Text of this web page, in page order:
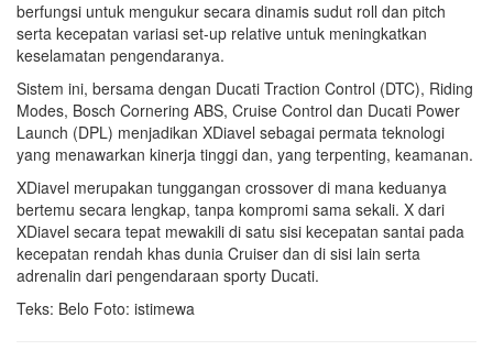
berfungsi untuk mengukur secara dinamis sudut roll dan pitch
serta kecepatan variasi set-up relative untuk meningkatkan
keselamatan pengendaranya.
Sistem ini, bersama dengan Ducati Traction Control (DTC), Riding
Modes, Bosch Cornering ABS, Cruise Control dan Ducati Power
Launch (DPL) menjadikan XDiavel sebagai permata teknologi
yang menawarkan kinerja tinggi dan, yang terpenting, keamanan.
XDiavel merupakan tunggangan crossover di mana keduanya
bertemu secara lengkap, tanpa kompromi sama sekali. X dari
XDiavel secara tepat mewakili di satu sisi kecepatan santai pada
kecepatan rendah khas dunia Cruiser dan di sisi lain serta
adrenalin dari pengendaraan sporty Ducati.
Teks: Belo Foto: istimewa